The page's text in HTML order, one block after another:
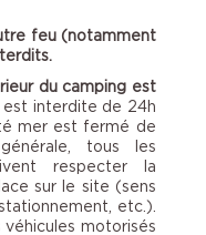
feu (notamment
du camping est
est interdite de 24h
mer est fermé de
tous les
respecter la
sur le site (sens
etc.).
motorisés